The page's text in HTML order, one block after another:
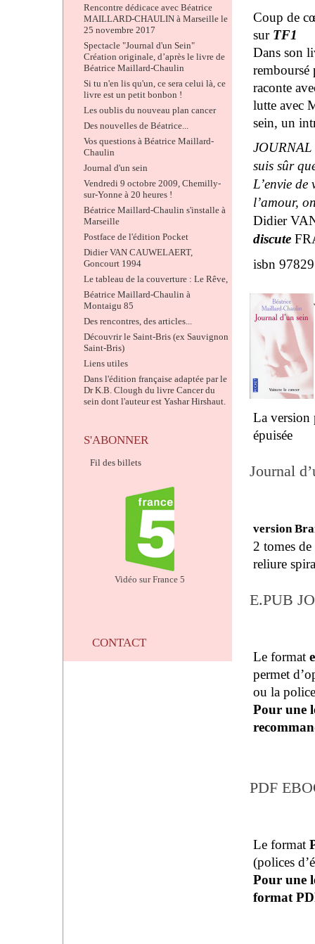
Coup de
sur TF1
Dans son
remboursé
raconte
lutte avec
sein, un
JOURNAL
suis sûr
L’envie de
l’amour,
Didier
discute
isbn
La version
épuisée
Journal
version
2 tomes
reliure
E.PUB
Le format
permet
ou la
Pour une
PDF
Le format
(polices
Pour une
format
Rencontre dédicace avec Béatrice
MAILLARD-CHAULIN à Marseille le
25 novembre 2017
Spectacle "Journal d'un Sein"
Création originale, d’après le livre de
Béatrice Maillard-Chaulin
Si tu n'en lis qu'un, ce sera celui là, ce
livre est un petit bonbon !
Les oublis du nouveau plan cancer
Des nouvelles de Béatrice...
Vos questions à Béatrice Maillard-
Chaulin
Journal d'un sein
Vendredi 9 octobre 2009, Chemilly-
sur-Yonne à 20 heures !
Béatrice Maillard-Chaulin s'installe à
Marseille
Postface de l'édition Pocket
Didier VAN CAUWELAERT,
Goncourt 1994
Le tableau de la couverture : Le Rêve,
Béatrice Maillard-Chaulin à
Montaigu 85
Des rencontres, des articles...
Découvrir le Saint-Bris (ex Sauvignon
Saint-Bris)
Liens utiles
Dans l'édition française adaptée par le
Dr K.B. Clough du livre Cancer du
sein dont l'auteur est Yashar Hirshaut.
S'ABONNER
Fil des billets
Vidéo sur France 5
CONTACT